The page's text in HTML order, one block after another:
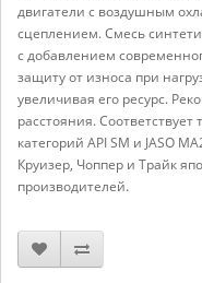
двигатели с воздушным
сцеплением. Смесь
с добавлением
защиту от износа при
увеличивая его ресурс.
расстояния.
категорий API SM и JASO
Круизер, Чоппер и Трайк
производителей.